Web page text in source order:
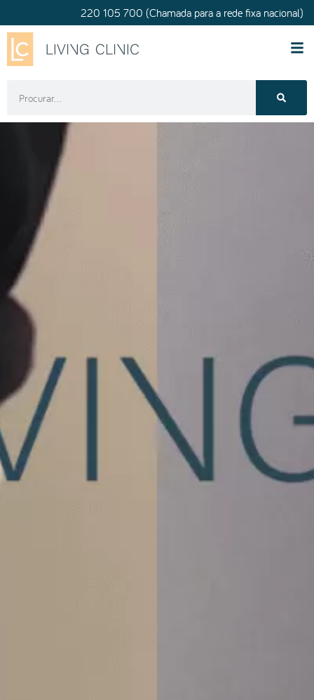
220 105 700 (Chamada para a rede fixa nacional)